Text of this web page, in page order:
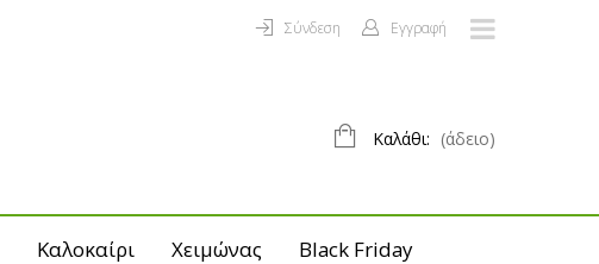
Σύνδεση Εγγραφή
Καλάθι: (άδειο)
Καλοκαίρι Χειμώνας Black Friday